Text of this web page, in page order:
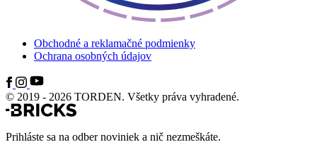
Obchodné a reklamačné podmienky
Ochrana osobných údajov
© 2019 - 2026 TORDEN. Všetky práva vyhradené.
Prihláste sa na odber noviniek a nič nezmeškáte.